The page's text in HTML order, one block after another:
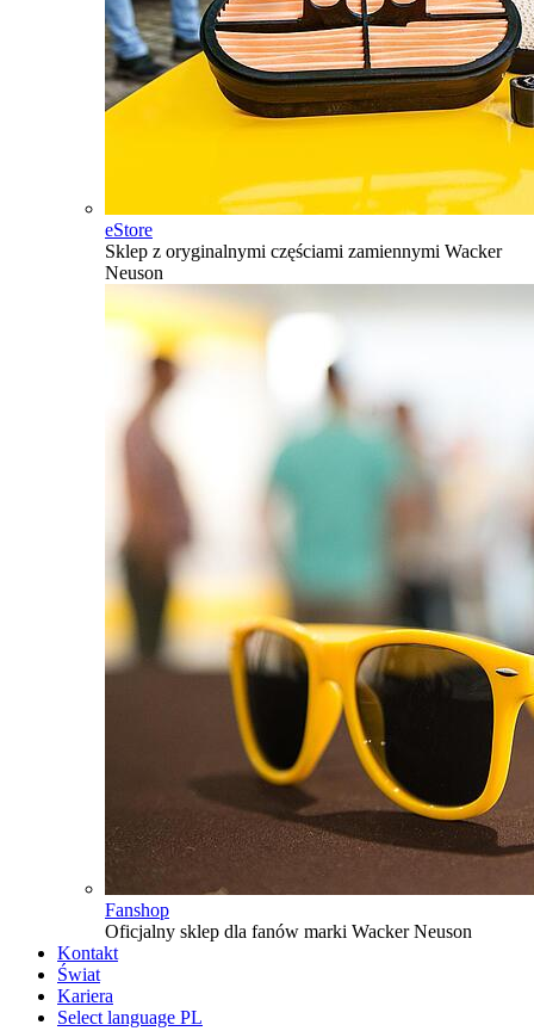
eStore
Sklep z oryginalnymi częściami zamiennymi Wacker
Neuson
Fanshop
Oficjalny sklep dla fanów marki Wacker Neuson
Kontakt
Świat
Kariera
Select language PL